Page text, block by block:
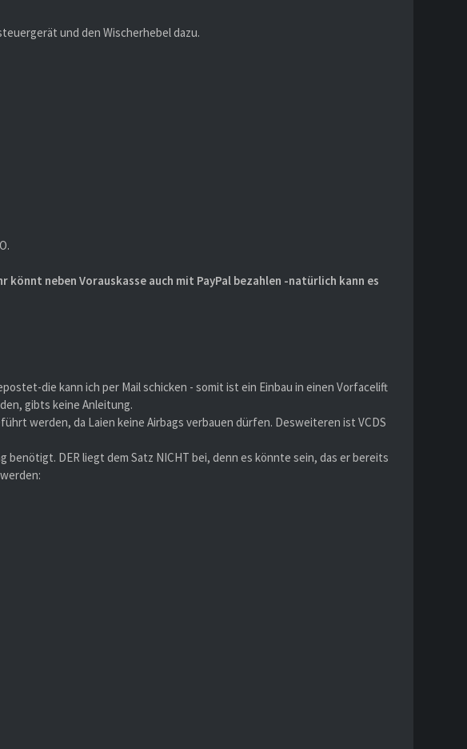
und den Wischerhebel dazu.
könnt neben Vorauskasse auch mit PayPal bezahlen -natürlich kann es
die kann ich per Mail schicken - somit ist ein Einbau in einen Vorfacelift
gibts keine Anleitung.
werden, da Laien keine Airbags verbauen dürfen. Desweiteren ist VCDS
benötigt. DER liegt dem Satz NICHT bei, denn es könnte sein, das er bereits